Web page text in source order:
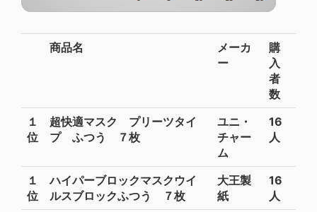
商品名
メーカ
ー
購
入
者
数
１
位
超快適マスク プリーツタイ
プ ふつう ７枚
ユニ・
チャー
ム
16
人
１
位
ハイパーブロックマスクウイ
ルスブロックふつう ７枚
大王製
紙
16
人